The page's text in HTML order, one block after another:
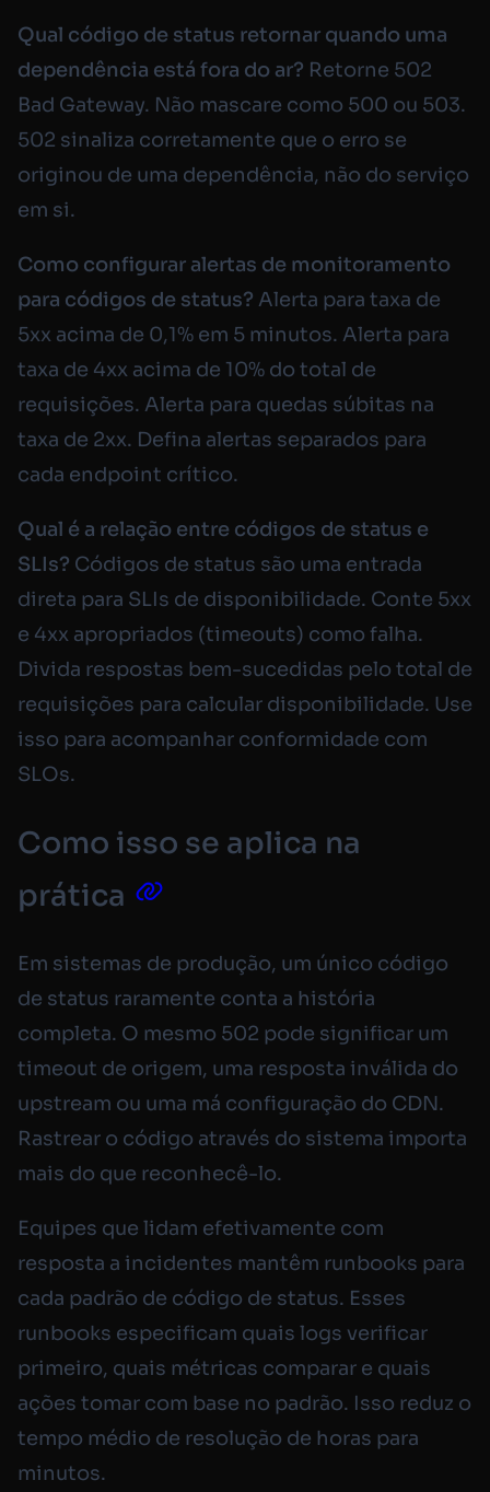
Qual código de status retornar quando uma
dependência está fora do ar? Retorne 502
Bad Gateway. Não mascare como 500 ou 503.
502 sinaliza corretamente que o erro se
originou de uma dependência, não do serviço
em si.
Como configurar alertas de monitoramento
para códigos de status? Alerta para taxa de
5xx acima de 0,1% em 5 minutos. Alerta para
taxa de 4xx acima de 10% do total de
requisições. Alerta para quedas súbitas na
taxa de 2xx. Defina alertas separados para
cada endpoint crítico.
Qual é a relação entre códigos de status e
SLIs? Códigos de status são uma entrada
direta para SLIs de disponibilidade. Conte 5xx
e 4xx apropriados (timeouts) como falha.
Divida respostas bem-sucedidas pelo total de
requisições para calcular disponibilidade. Use
isso para acompanhar conformidade com
SLOs.
Como isso se aplica na
prática
Em sistemas de produção, um único código
de status raramente conta a história
completa. O mesmo 502 pode significar um
timeout de origem, uma resposta inválida do
upstream ou uma má configuração do CDN.
Rastrear o código através do sistema importa
mais do que reconhecê-lo.
Equipes que lidam efetivamente com
resposta a incidentes mantêm runbooks para
cada padrão de código de status. Esses
runbooks especificam quais logs verificar
primeiro, quais métricas comparar e quais
ações tomar com base no padrão. Isso reduz o
tempo médio de resolução de horas para
minutos.